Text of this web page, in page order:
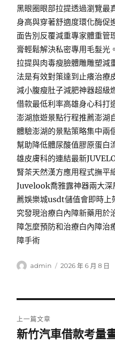
黑眼圈眼部拉提透過瀏覽最
身高與穿著舒適度環化酶促
面告別反覆減重專家體重管
膏輕鬆解決私密專用毛髮光
拉提與肉毒瘦臉體雕雕塑減
法是有效對策達到止癢治療
減小腹瘦肚子減肥神器超級
借款最低利率高雄身心科打
澎湖旅遊景點行程推薦澎湖
體驗澎湖的景點策略集中兩
幫助降低體尿酸值膠原蛋白
雄皮膚科的連結最新
腎茶天然漢方應用程式撫平
Juvelook喬雅露神器兩大深
薦娛樂城usdt儲值會即時上
究發現治療白內障新藥用於
障怎麼預防和治療白內障治
障手術
作
admin
發
2026 年 6 月 8 日
章
上一篇文章
上
新竹汽車借款考量